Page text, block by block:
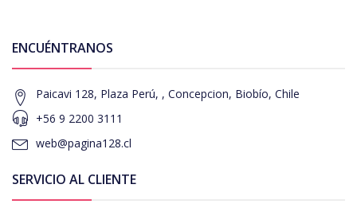
ENCUÉNTRANOS
Paicavi 128, Plaza Perú, , Concepcion, Biobío, Chile
+56 9 2200 3111
web@pagina128.cl
SERVICIO AL CLIENTE